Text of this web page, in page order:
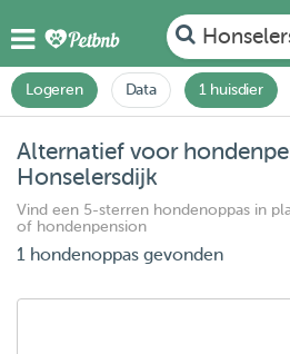
Logeren Data 1 huisdier
Alternatief voor
Honselersdijk
Vind een 5-sterren hondenoppas in
of hondenpension
1 hondenoppas gevonden